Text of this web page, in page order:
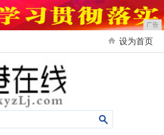
广告
设为首页